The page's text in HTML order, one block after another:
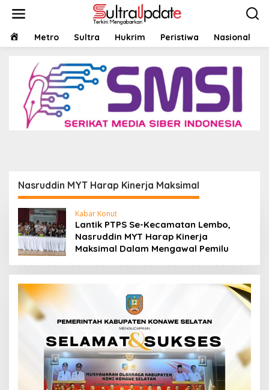
HOMEMetro Sultra Hukrim Peristiwa Nasional
Headline,Konawe Utara,Politik Sultra
Lantik PTPS Se-Kecamatan Lembo, Nasruddin
MYT Harap Kinerja Maksimal Dalam Mengawal
Pemilu
22 Januari 2024
Nasruddin MYT Harap Kinerja Maksimal
Kabar Konut
Lantik PTPS Se-Kecamatan Lembo,
Nasruddin MYT Harap Kinerja
Maksimal Dalam Mengawal Pemilu